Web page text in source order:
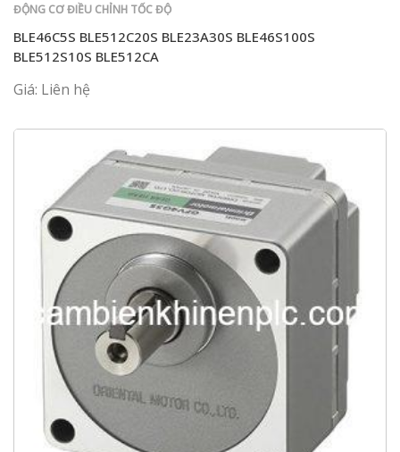
ĐỘNG CƠ ĐIỀU CHỈNH TỐC ĐỘ
BLE46C5S BLE512C20S BLE23A30S BLE46S100S
BLE512S10S BLE512CA
Giá: Liên hệ